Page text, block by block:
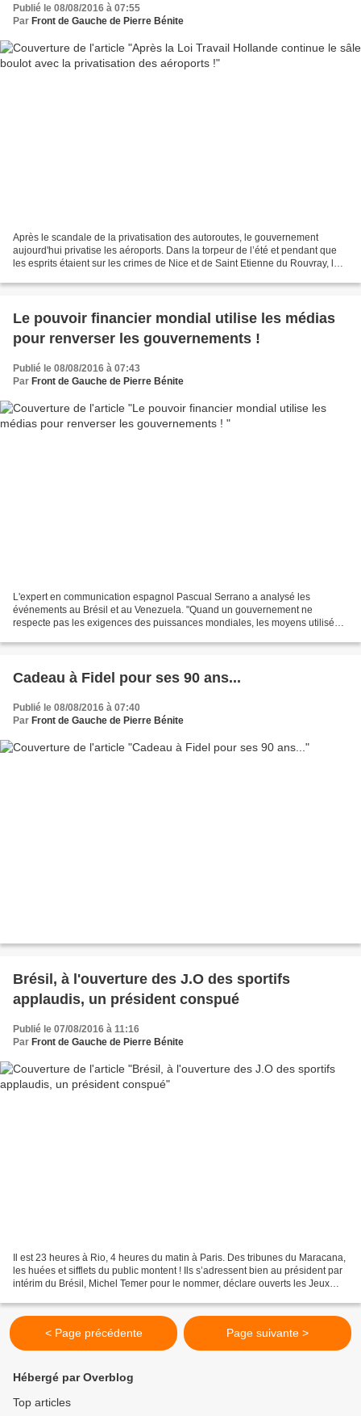
Publié le 08/08/2016 à 07:55
Par Front de Gauche de Pierre Bénite
Après le scandale de la privatisation des autoroutes, le gouvernement
aujourd'hui privatise les aéroports. Dans la torpeur de l’été et pendant que
les esprits étaient sur les crimes de Nice et de Saint Etienne du Rouvray, le
Le pouvoir financier mondial utilise les médias
pour renverser les gouvernements !
Publié le 08/08/2016 à 07:43
Par Front de Gauche de Pierre Bénite
L'expert en communication espagnol Pascual Serrano a analysé les
événements au Brésil et au Venezuela. "Quand un gouvernement ne
respecte pas les exigences des puissances mondiales, les moyens utilisés
Cadeau à Fidel pour ses 90 ans...
Publié le 08/08/2016 à 07:40
Par Front de Gauche de Pierre Bénite
Brésil, à l'ouverture des J.O des sportifs
applaudis, un président conspué
Publié le 07/08/2016 à 11:16
Par Front de Gauche de Pierre Bénite
Il est 23 heures à Rio, 4 heures du matin à Paris. Des tribunes du Maracana,
les huées et sifflets du public montent ! Ils s’adressent bien au président par
intérim du Brésil, Michel Temer pour le nommer, déclare ouverts les Jeux
< Page précédente Page suivante >
Hébergé par Overblog
Top articles